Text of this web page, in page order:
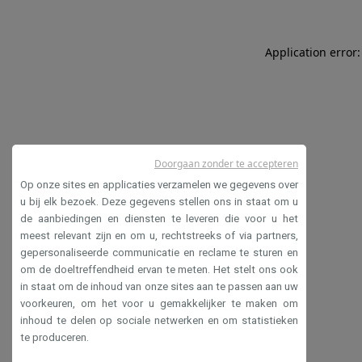
Application
Op onze sites en applicaties verzamelen we gegevens over
u bij elk bezoek. Deze gegevens stellen ons in staat om u
de aanbiedingen en diensten te leveren die voor u het
meest relevant zijn en om u, rechtstreeks of via partners,
gepersonaliseerde communicatie en reclame te sturen en
om de doeltreffendheid ervan te meten. Het stelt ons ook
in staat om de inhoud van onze sites aan te passen aan uw
voorkeuren, om het voor u gemakkelijker te maken om
inhoud te delen op sociale netwerken en om statistieken
te produceren.
Doorgaan zonder te accepteren